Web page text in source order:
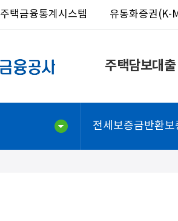
주택금융통계시스템 유동화증권(K-
주택담보대출
전세보증금반환보